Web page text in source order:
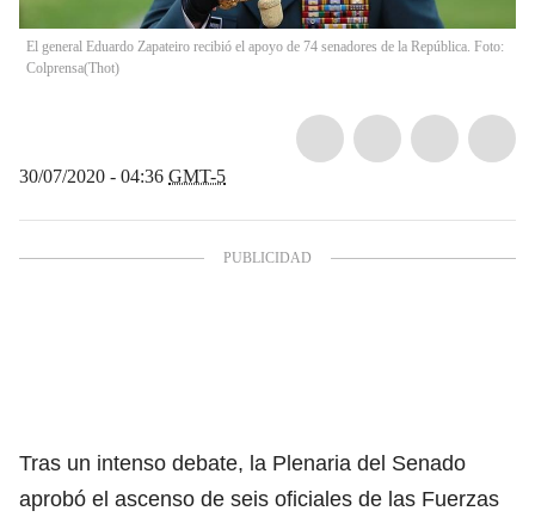
El general Eduardo Zapateiro recibió el apoyo de 74 senadores de la República. Foto:
Colprensa(Thot)
30/07/2020 - 04:36 GMT-5
Tras un intenso debate, la Plenaria del Senado
aprobó el ascenso de seis oficiales de las Fuerzas